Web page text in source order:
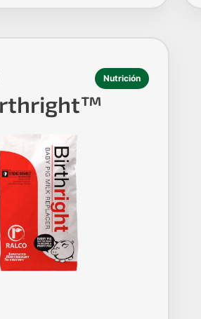
Nutrición